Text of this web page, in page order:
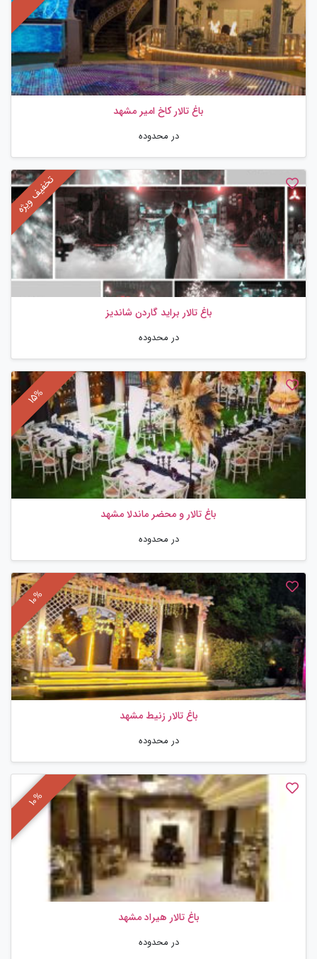
باغ تالار کاخ امیر مشهد
در محدوده
باغ تالار براید گاردن شاندیز
در محدوده
باغ تالار و محضر ماندلا مشهد
در محدوده
باغ تالار زنیط مشهد
در محدوده
باغ تالار هیراد مشهد
در محدوده